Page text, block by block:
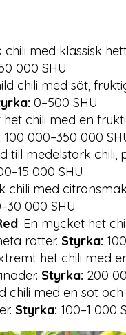
chili med klassisk
000 SHU
chili med söt,
0–500 SHU
het chili med en
100 000–350 000
till medelstark
000 SHU
chili med
000 SHU
: En mycket het
rätter. Styrka:
het chili med
Styrka: 200
chili med en söt
Styrka: 100–1 000